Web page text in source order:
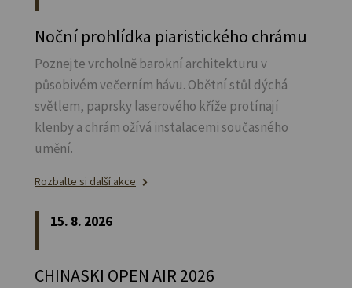
Noční prohlídka piaristického chrámu
Poznejte vrcholně barokní architekturu v
působivém večerním hávu. Obětní stůl dýchá
světlem, paprsky laserového kříže protínají
klenby a chrám ožívá instalacemi současného
umění.
Rozbalte si další akce
15. 8. 2026
CHINASKI OPEN AIR 2026